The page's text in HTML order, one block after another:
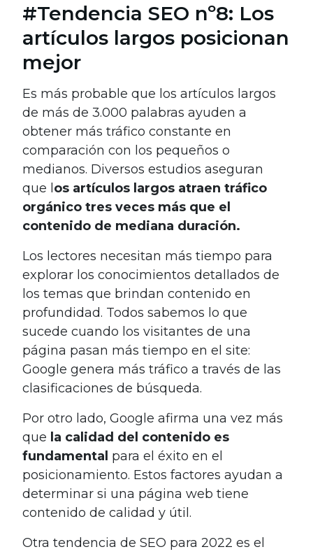
#Tendencia SEO nº8: Los
artículos largos posicionan
mejor
Es más probable que los artículos largos
de más de 3.000 palabras ayuden a
obtener más tráfico constante en
comparación con los pequeños o
medianos. Diversos estudios aseguran
que l os artículos largos atraen tráfico
orgánico tres veces más que el
contenido de mediana duración.
Los lectores necesitan más tiempo para
explorar los conocimientos detallados de
los temas que brindan contenido en
profundidad. Todos sabemos lo que
sucede cuando los visitantes de una
página pasan más tiempo en el site:
Google genera más tráfico a través de las
clasificaciones de búsqueda.
Por otro lado, Google afirma una vez más
que la calidad del contenido es
fundamental para el éxito en el
posicionamiento. Estos factores ayudan a
determinar si una página web tiene
contenido de calidad y útil.
Otra tendencia de SEO para 2022 es el